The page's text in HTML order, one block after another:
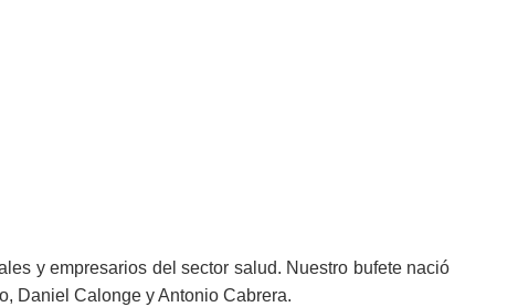
y empresarios del sector salud. Nuestro bufete nació
Daniel Calonge y Antonio Cabrera.